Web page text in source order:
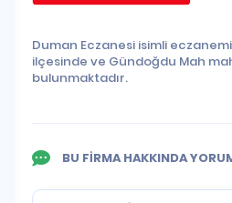
Duman Eczanesi isimli
ilçesinde ve Gündoğdu Mah
bulunmaktadır.
BU FİRMA HAKKINDA